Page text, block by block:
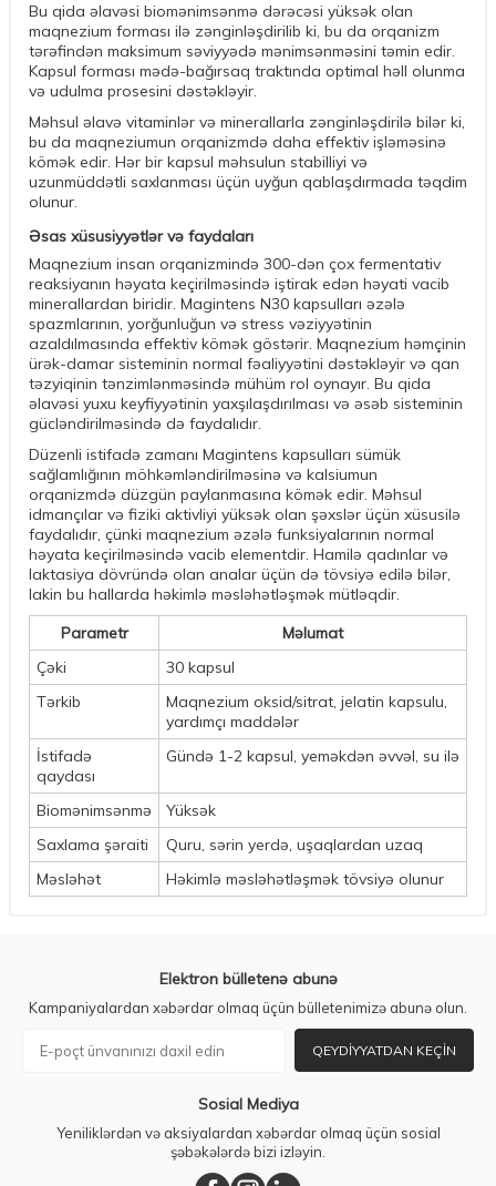
Bu qida əlavəsi biomənimsənmə dərəcəsi yüksək olan
maqnezium forması ilə zənginləşdirilib ki, bu da orqanizm
tərəfindən maksimum səviyyədə mənimsənməsini təmin edir.
Kapsul forması mədə-bağırsaq traktında optimal həll olunma
və udulma prosesini dəstəkləyir.
Məhsul əlavə vitaminlər və minerallarla zənginləşdirilə bilər ki,
bu da maqneziumun orqanizmdə daha effektiv işləməsinə
kömək edir. Hər bir kapsul məhsulun stabilliyi və
uzunmüddətli saxlanması üçün uyğun qablaşdırmada təqdim
olunur.
Əsas xüsusiyyətlər və faydaları
Maqnezium insan orqanizmində 300-dən çox fermentativ
reaksiyanın həyata keçirilməsində iştirak edən həyati vacib
minerallardan biridir. Magintens N30 kapsulları əzələ
spazmlarının, yorğunluğun və stress vəziyyətinin
azaldılmasında effektiv kömək göstərir. Maqnezium həmçinin
ürək-damar sisteminin normal fəaliyyətini dəstəkləyir və qan
təzyiqinin tənzimlənməsində mühüm rol oynayır. Bu qida
əlavəsi yuxu keyfiyyətinin yaxşılaşdırılması və əsəb sisteminin
gücləndirilməsində də faydalıdır.
Düzenli istifadə zamanı Magintens kapsulları sümük
sağlamlığının möhkəmləndirilməsinə və kalsiumun
orqanizmdə düzgün paylanmasına kömək edir. Məhsul
idmançılar və fiziki aktivliyi yüksək olan şəxslər üçün xüsusilə
faydalıdır, çünki maqnezium əzələ funksiyalarının normal
həyata keçirilməsində vacib elementdir. Hamilə qadınlar və
laktasiya dövründə olan analar üçün də tövsiyə edilə bilər,
lakin bu hallarda həkimlə məsləhətləşmək mütləqdir.
Parametr
Məlumat
Çəki
30 kapsul
Tərkib
Maqnezium oksid/sitrat, jelatin kapsulu,
yardımçı maddələr
İstifadə
qaydası
Gündə 1-2 kapsul, yeməkdən əvvəl, su ilə
Biomənimsənmə
Yüksək
Saxlama şəraiti
Quru, sərin yerdə, uşaqlardan uzaq
Məsləhət
Həkimlə məsləhətləşmək tövsiyə olunur
Elektron bülletenə abunə
Kampaniyalardan xəbərdar olmaq üçün bülletenimizə abunə olun.
QEYDIYYATDAN KEÇIN
Sosial Mediya
Yeniliklərdən və aksiyalardan xəbərdar olmaq üçün sosial
şəbəkələrdə bizi izləyin.